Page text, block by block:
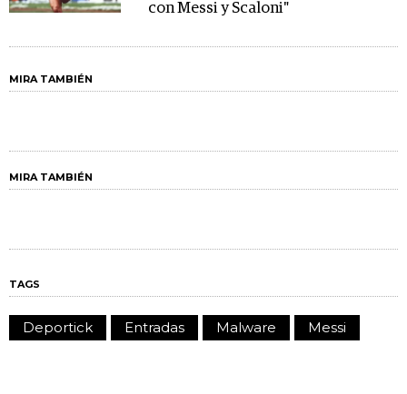
con Messi y Scaloni"
MIRA TAMBIÉN
MIRA TAMBIÉN
TAGS
Deportick Entradas Malware Messi